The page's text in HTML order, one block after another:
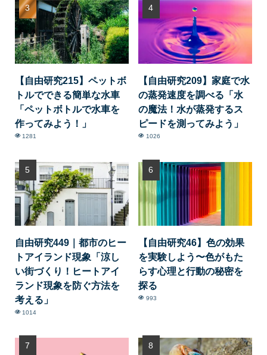
【自由研究215】ペットボ
トルでできる簡単な水車
「ペットボトルで水車を
作ってみよう！」
1281
【自由研究209】家庭で水
の蒸発速度を調べる「水
の魔法！水が蒸発するス
ピードを測ってみよう」
1026
自由研究449｜都市のヒー
トアイランド現象「涼し
い街づくり！ヒートアイ
ランド現象を防ぐ方法を
考える」
1014
【自由研究46】色の効果
を実験しよう〜色がもた
らす心理と行動の秘密を
探る
993